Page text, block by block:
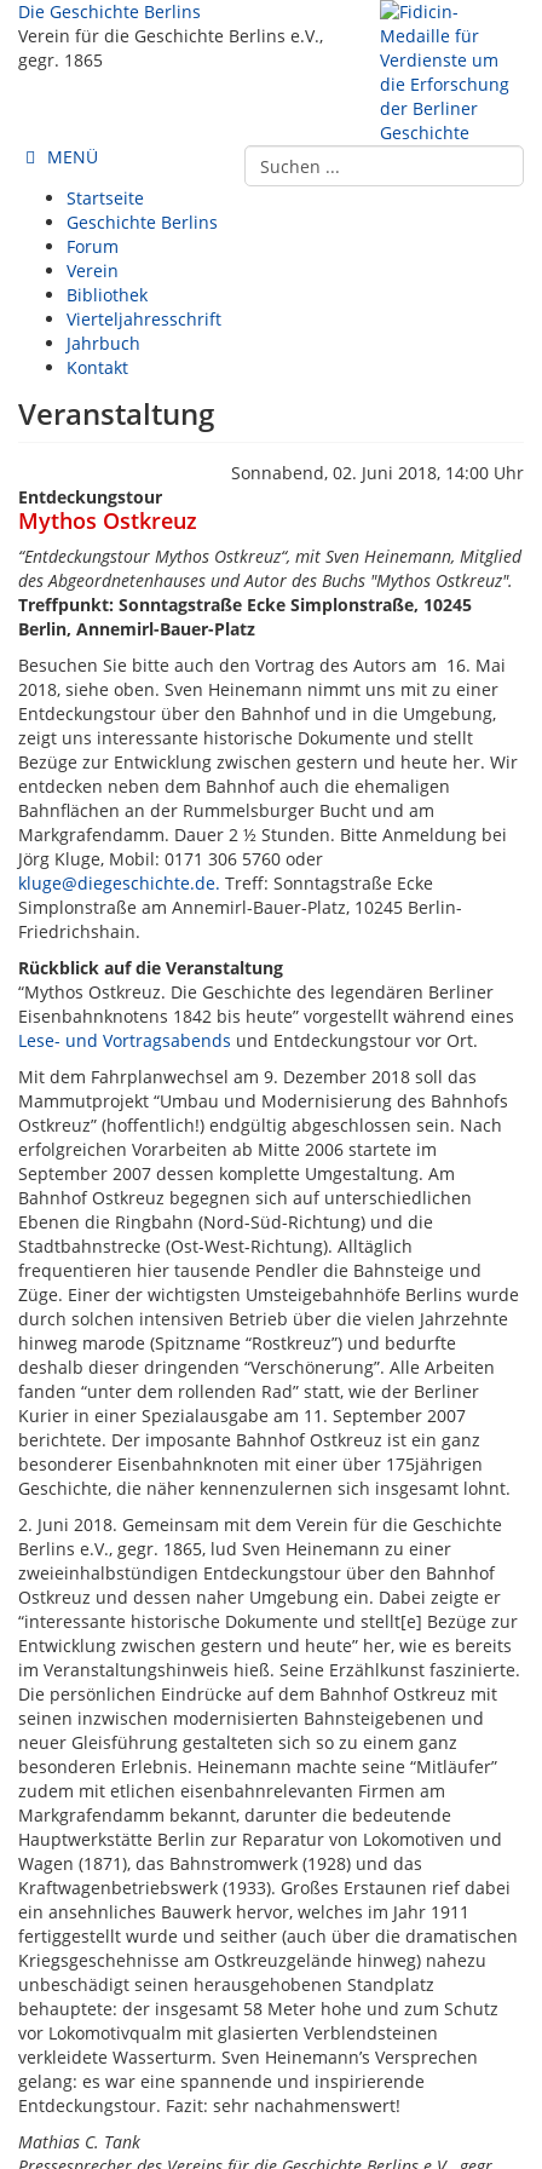
Die Geschichte Berlins
Verein für die Geschichte Berlins e.V.,
gegr. 1865
MENÜ
Startseite
Geschichte Berlins
Forum
Verein
Bibliothek
Vierteljahresschrift
Jahrbuch
Kontakt
Veranstaltung
Sonnabend, 02. Juni 2018, 14:00 Uhr
Entdeckungstour
Mythos Ostkreuz
“Entdeckungstour Mythos Ostkreuz“, mit Sven Heinemann, Mitglied
des Abgeordnetenhauses und Autor des Buchs "Mythos Ostkreuz".
Treffpunkt: Sonntagstraße Ecke Simplonstraße, 10245
Berlin, Annemirl-Bauer-Platz
Besuchen Sie bitte auch den Vortrag des Autors am 16. Mai
2018, siehe oben. Sven Heinemann nimmt uns mit zu einer
Entdeckungstour über den Bahnhof und in die Umgebung,
zeigt uns interessante historische Dokumente und stellt
Bezüge zur Entwicklung zwischen gestern und heute her. Wir
entdecken neben dem Bahnhof auch die ehemaligen
Bahnflächen an der Rummelsburger Bucht und am
Markgrafendamm. Dauer 2 ½ Stunden. Bitte Anmeldung bei
Jörg Kluge, Mobil: 0171 306 5760 oder
kluge@diegeschichte.de. Treff: Sonntagstraße Ecke
Simplonstraße am Annemirl-Bauer-Platz, 10245 Berlin-
Friedrichshain.
Rückblick auf die Veranstaltung
“Mythos Ostkreuz. Die Geschichte des legendären Berliner
Eisenbahnknotens 1842 bis heute” vorgestellt während eines
Lese- und Vortragsabends und Entdeckungstour vor Ort.
Mit dem Fahrplanwechsel am 9. Dezember 2018 soll das
Mammutprojekt “Umbau und Modernisierung des Bahnhofs
Ostkreuz” (hoffentlich!) endgültig abgeschlossen sein. Nach
erfolgreichen Vorarbeiten ab Mitte 2006 startete im
September 2007 dessen komplette Umgestaltung. Am
Bahnhof Ostkreuz begegnen sich auf unterschiedlichen
Ebenen die Ringbahn (Nord-Süd-Richtung) und die
Stadtbahnstrecke (Ost-West-Richtung). Alltäglich
frequentieren hier tausende Pendler die Bahnsteige und
Züge. Einer der wichtigsten Umsteigebahnhöfe Berlins wurde
durch solchen intensiven Betrieb über die vielen Jahrzehnte
hinweg marode (Spitzname “Rostkreuz”) und bedurfte
deshalb dieser dringenden “Verschönerung”. Alle Arbeiten
fanden “unter dem rollenden Rad” statt, wie der Berliner
Kurier in einer Spezialausgabe am 11. September 2007
berichtete. Der imposante Bahnhof Ostkreuz ist ein ganz
besonderer Eisenbahnknoten mit einer über 175jährigen
Geschichte, die näher kennenzulernen sich insgesamt lohnt.
2. Juni 2018. Gemeinsam mit dem Verein für die Geschichte
Berlins e.V., gegr. 1865, lud Sven Heinemann zu einer
zweieinhalbstündigen Entdeckungstour über den Bahnhof
Ostkreuz und dessen naher Umgebung ein. Dabei zeigte er
“interessante historische Dokumente und stellt[e] Bezüge zur
Entwicklung zwischen gestern und heute” her, wie es bereits
im Veranstaltungshinweis hieß. Seine Erzählkunst faszinierte.
Die persönlichen Eindrücke auf dem Bahnhof Ostkreuz mit
seinen inzwischen modernisierten Bahnsteigebenen und
neuer Gleisführung gestalteten sich so zu einem ganz
besonderen Erlebnis. Heinemann machte seine “Mitläufer”
zudem mit etlichen eisenbahnrelevanten Firmen am
Markgrafendamm bekannt, darunter die bedeutende
Hauptwerkstätte Berlin zur Reparatur von Lokomotiven und
Wagen (1871), das Bahnstromwerk (1928) und das
Kraftwagenbetriebswerk (1933). Großes Erstaunen rief dabei
ein ansehnliches Bauwerk hervor, welches im Jahr 1911
fertiggestellt wurde und seither (auch über die dramatischen
Kriegsgeschehnisse am Ostkreuzgelände hinweg) nahezu
unbeschädigt seinen herausgehobenen Standplatz
behauptete: der insgesamt 58 Meter hohe und zum Schutz
vor Lokomotivqualm mit glasierten Verblendsteinen
verkleidete Wasserturm. Sven Heinemann’s Versprechen
gelang: es war eine spannende und inspirierende
Entdeckungstour. Fazit: sehr nachahmenswert!
Mathias C. Tank